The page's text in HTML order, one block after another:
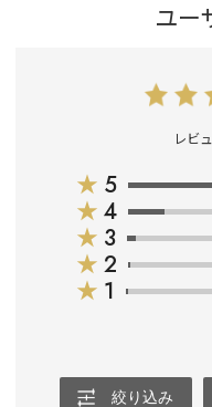
ユー
レビ
★ 5
★ 4
★ 3
★ 2
★ 1
絞り込み